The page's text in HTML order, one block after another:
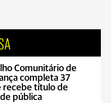
Comunitário de
completa 37
recebe título de
pública